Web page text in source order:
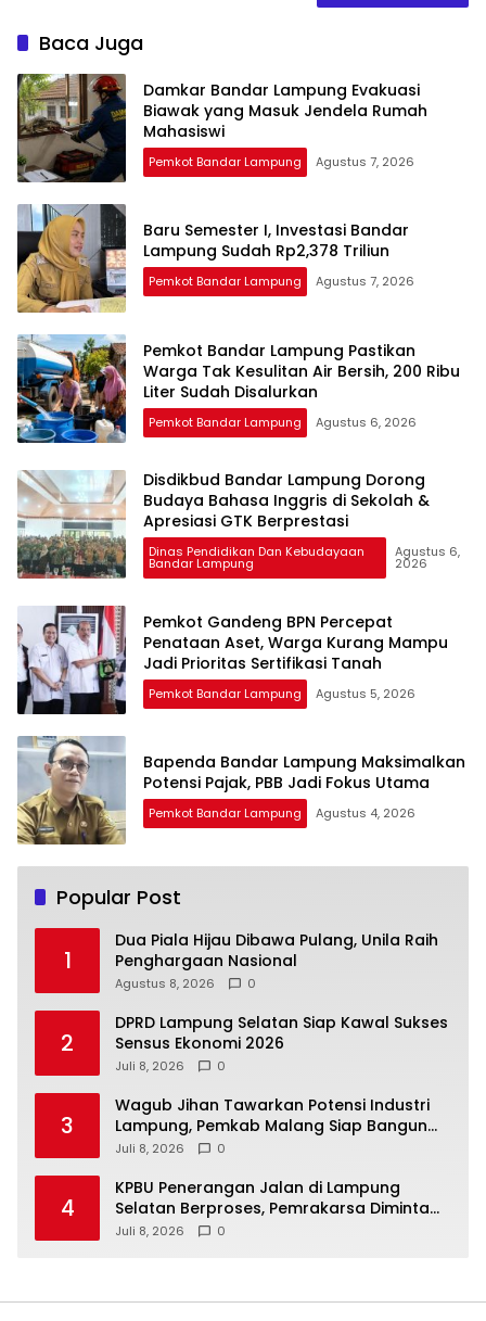
Baca Juga
Damkar Bandar Lampung Evakuasi
Biawak yang Masuk Jendela Rumah
Mahasiswi
Pemkot Bandar Lampung Agustus 7, 2026
Baru Semester I, Investasi Bandar
Lampung Sudah Rp2,378 Triliun
Pemkot Bandar Lampung Agustus 7, 2026
Pemkot Bandar Lampung Pastikan
Warga Tak Kesulitan Air Bersih, 200 Ribu
Liter Sudah Disalurkan
Pemkot Bandar Lampung Agustus 6, 2026
Disdikbud Bandar Lampung Dorong
Budaya Bahasa Inggris di Sekolah &
Apresiasi GTK Berprestasi
Dinas Pendidikan Dan Kebudayaan
Bandar Lampung
Agustus 6,
2026
Pemkot Gandeng BPN Percepat
Penataan Aset, Warga Kurang Mampu
Jadi Prioritas Sertifikasi Tanah
Pemkot Bandar Lampung Agustus 5, 2026
Bapenda Bandar Lampung Maksimalkan
Potensi Pajak, PBB Jadi Fokus Utama
Pemkot Bandar Lampung Agustus 4, 2026
Popular Post
1
Dua Piala Hijau Dibawa Pulang, Unila Raih
Penghargaan Nasional
Agustus 8, 2026 0
2
DPRD Lampung Selatan Siap Kawal Sukses
Sensus Ekonomi 2026
Juli 8, 2026 0
3
Wagub Jihan Tawarkan Potensi Industri
Lampung, Pemkab Malang Siap Bangun
Sinergi
Juli 8, 2026 0
4
KPBU Penerangan Jalan di Lampung
Selatan Berproses, Pemrakarsa Diminta
Susun FS
Juli 8, 2026 0